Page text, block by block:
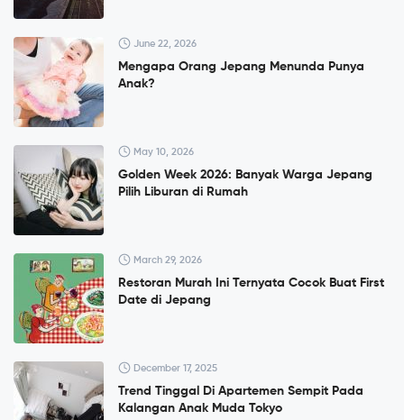
June 22, 2026
Mengapa Orang Jepang Menunda Punya
Anak?
May 10, 2026
Golden Week 2026: Banyak Warga Jepang
Pilih Liburan di Rumah
March 29, 2026
Restoran Murah Ini Ternyata Cocok Buat First
Date di Jepang
December 17, 2025
Trend Tinggal Di Apartemen Sempit Pada
Kalangan Anak Muda Tokyo